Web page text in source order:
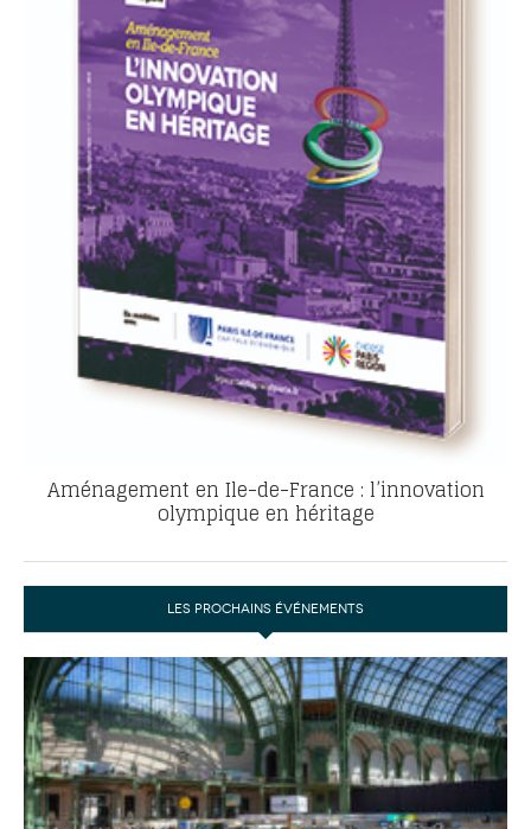
Aménagement en Ile-de-France : l’innovation
olympique en héritage
LES PROCHAINS ÉVÉNEMENTS